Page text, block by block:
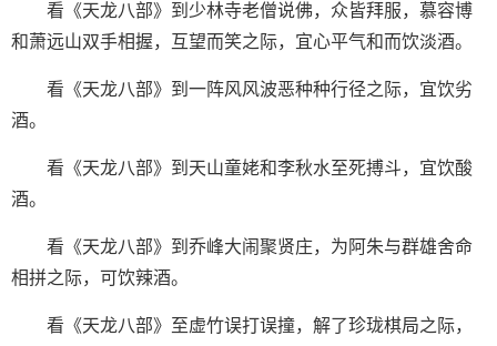
看《天龙八部》到少林寺老僧说佛，众皆拜服，慕容博
和萧远山双手相握，互望而笑之际，宜心平气和而饮淡酒。
看《天龙八部》到一阵风风波恶种种行径之际，宜饮劣
酒。
看《天龙八部》到天山童姥和李秋水至死搏斗，宜饮酸
酒。
看《天龙八部》到乔峰大闹聚贤庄，为阿朱与群雄舍命
相拼之际，可饮辣酒。
看《天龙八部》至虚竹误打误撞，解了珍珑棋局之际，